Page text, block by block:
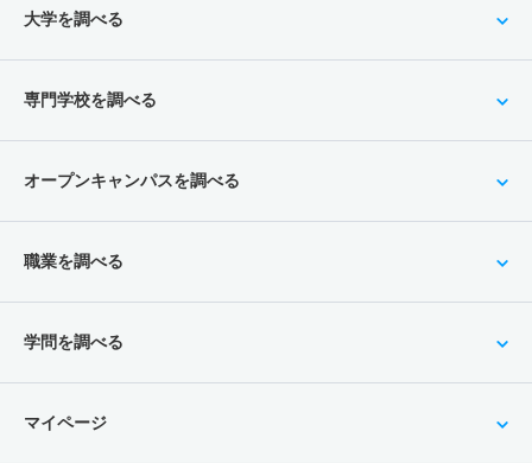
大学を調べる
専門学校を調べる
オープンキャンパスを調べる
職業を調べる
学問を調べる
マイページ